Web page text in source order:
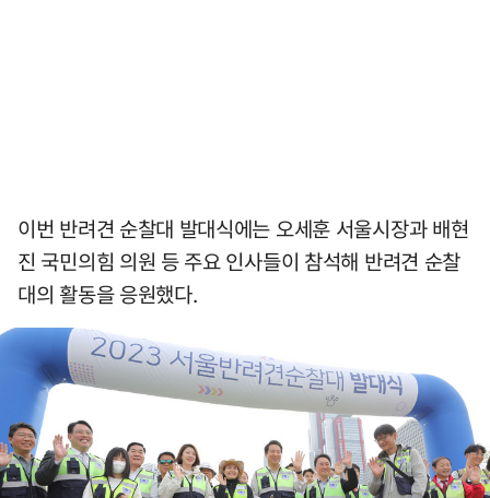
이번 반려견 순찰대 발대식에는 오세훈 서울시장과 배현
진 국민의힘 의원 등 주요 인사들이 참석해 반려견 순찰
대의 활동을 응원했다.